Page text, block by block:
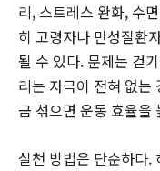
리, 스트레스 완화, 수
히 고령자나 만성질환
될 수 있다. 문제는 걷
리는 자극이 전혀 없는
금 섞으면 운동 효율을
실천 방법은 단순하다.